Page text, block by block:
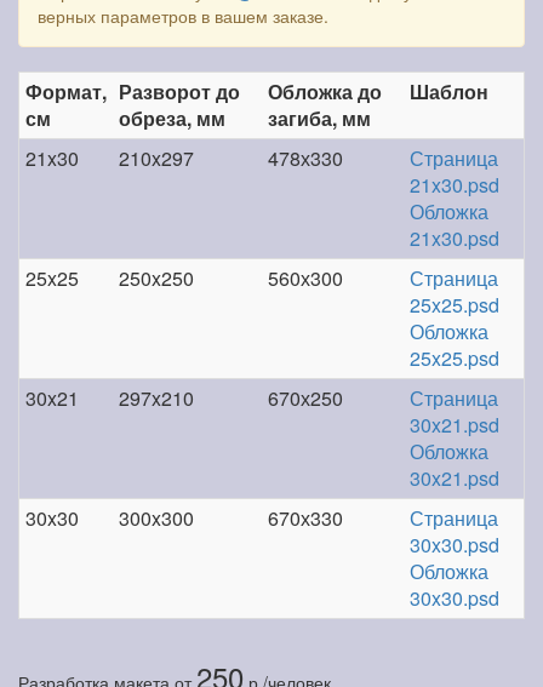
верных параметров в вашем заказе.
Формат,
см
Разворот до
обреза, мм
Обложка до
загиба, мм
Шаблон
21x30 210x297 478х330
Страница
21x30.psd
Обложка
21x30.psd
25x25
250x250 560х300
Страница
25x25.psd
Обложка
25x25.psd
30x21
297x210 670х250
Страница
30x21.psd
Обложка
30x21.psd
30x30
300x300 670х330
Страница
30x30.psd
Обложка
30x30.psd
Разработка макета от 250 р./человек